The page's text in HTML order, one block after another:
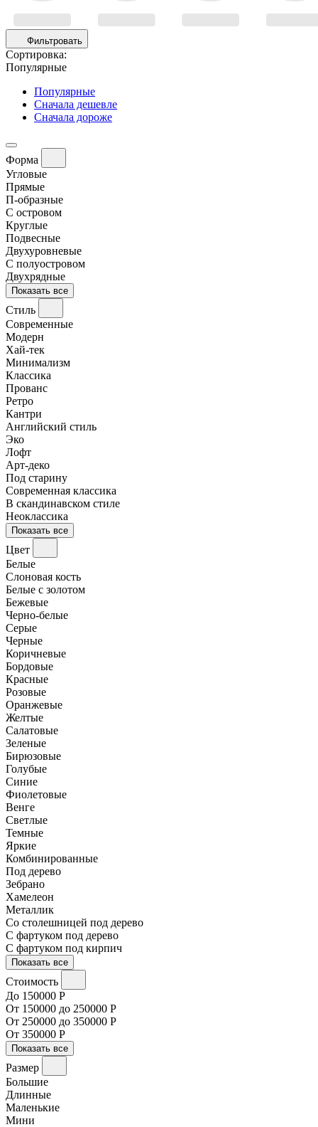
Фильтровать
Сортировка:
Популярные
Популярные
Сначала дешевле
Сначала дороже
Форма
Угловые
Прямые
П-образные
С островом
Круглые
Подвесные
Двухуровневые
С полуостровом
Двухрядные
Показать все
Стиль
Современные
Модерн
Хай-тек
Минимализм
Классика
Прованс
Ретро
Кантри
Английский стиль
Эко
Лофт
Арт-деко
Под старину
Современная классика
В скандинавском стиле
Неоклассика
Показать все
Цвет
Белые
Слоновая кость
Белые с золотом
Бежевые
Черно-белые
Серые
Черные
Коричневые
Бордовые
Красные
Розовые
Оранжевые
Желтые
Салатовые
Зеленые
Бирюзовые
Голубые
Синие
Фиолетовые
Венге
Светлые
Темные
Яркие
Комбинированные
Под дерево
Зебрано
Хамелеон
Металлик
Со столешницей под дерево
С фартуком под дерево
С фартуком под кирпич
Показать все
Стоимость
До 150000 Р
От 150000 до 250000 Р
От 250000 до 350000 Р
От 350000 Р
Показать все
Размер
Большие
Длинные
Маленькие
Мини